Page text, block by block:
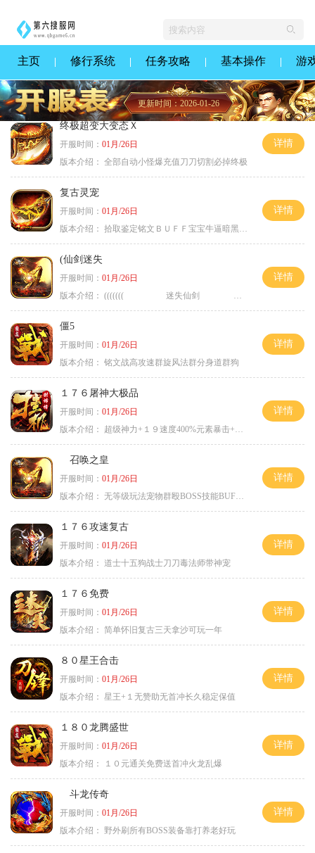
主页 修行系统 任务攻略 基本操作 游
更新时间：2026-01-26
终极超变大变态Ｘ
开服时间： 01月/26日
版本介绍： 全部自动小怪爆充值刀刀切割必掉终极
详情
复古灵宠
开服时间： 01月/26日
版本介绍： 拾取鉴定铭文ＢＵＦＦ宝宝牛逼暗黑属性
详情
(仙剑迷失
开服时间： 01月/26日
版本介绍： ((((((( 迷失仙剑 )))))
详情
僵5
开服时间： 01月/26日
版本介绍： 铭文战高攻速群旋风法群分身道群狗
详情
１７６屠神大极品
开服时间： 01月/26日
版本介绍：
超级神力+１９速度400%元素暴击+６６
详情
召唤之皇
开服时间： 01月/26日
版本介绍： 无等级玩法宠物群殴BOSS技能BUFF铭文B
详情
１７６攻速复古
开服时间： 01月/26日
版本介绍： 道士十五狗战士刀刀毒法师带神宠
详情
１７６免费
开服时间： 01月/26日
版本介绍： 简单怀旧复古三天拿沙可玩一年
详情
８０星王合击
开服时间： 01月/26日
版本介绍： 星王+１无赞助无首冲长久稳定保值
详情
１８０龙腾盛世
开服时间： 01月/26日
版本介绍：
１０元通关免费送首冲火龙乱爆
详情
斗龙传奇
开服时间： 01月/26日
版本介绍：
野外刷所有BOSS装备靠打养老好玩
详情